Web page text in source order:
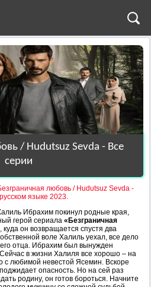
/ Hudutsuz Sevda - Все
серии
любовь / Hudutsuz Sevda -
языке 2023.
Ибрахим покинул родные края,
герой сериала «Безграничная
он возвращается спустя два
воле Халиль уехал, все дело
отца. Ибрахим был вынужден
Сейчас в жизни Халиля все хорошо – на
с любимой невестой Ясемин. Вскоре
опасность. Но на сей раз
родину, он готов бороться. Начните